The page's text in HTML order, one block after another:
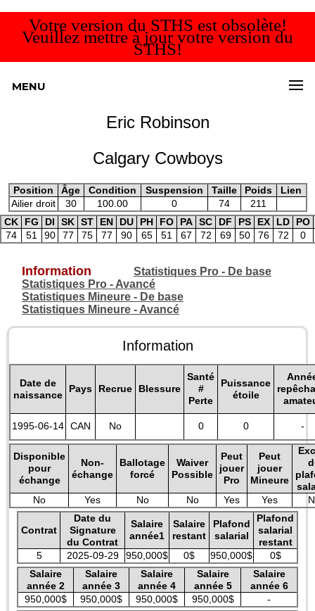
Votre version du STHS est obsolète!
Veuillez mettre à jour votre version du
STHS!
MENU
Eric Robinson
Calgary Cowboys
Position Âge Condition Suspension Taille Poids
Lien
Ailier droit
30 100.00 0 74
211
CK
FG DI SK ST EN DU PH FO PA SC DF PS EX LD
PO
74
51 90 77 75 77 90 65 51 67 72 69 50 76 72 0
Information
Statistiques Pro - De base
Statistiques Pro - Avancé
Statistiques Mineure - De base
Statistiques Mineure - Avancé
Information
Date de
naissance
Pays Recrue Blessure
Santé
#
Perte
Puissance
étoile
1995-06-14 CAN No 0 0 -
Disponible
pour
échange
Non-
échange
Ballotage
forcé
Waiver
Possible
Peut
jouer
Pro
Peut
jouer
Mineure
No
Yes No No Yes Yes
Contrat
Date du
Signature
du Contrat
Salaire
année1
Salaire
restant
Plafond
salarial
Plafond
salarial
restant
5
2025-09-29 950,000$ 0$ 950,000$
0$
Salaire
année 2
Salaire
année 3
Salaire
année 4
Salaire
année 5
Salaire
année 6
950,000$
950,000$ 950,000$ 950,000$
-